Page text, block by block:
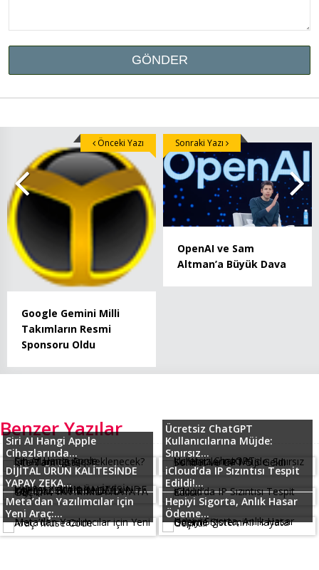
Google Gemini Milli
Takımların Resmi
Sponsoru Oldu
Önceki Yazı
OpenAI ve Sam
Altman’a Büyük Dava
Sonraki Yazı
Benzer Yazılar
Siri AI Hangi Apple
Cihazlarında...
Ücretsiz ChatGPT
Kullanıcılarına Müjde:
Sınırsız...
DİJİTAL ÜRÜN KALİTESİNDE
YAPAY ZEKA...
iCloud’da IP Sızıntısı Tespit
Edildi!...
Meta’dan Yazılımcılar için
Yeni Araç:...
Hepiyi Sigorta, Anlık Hasar
Ödeme...